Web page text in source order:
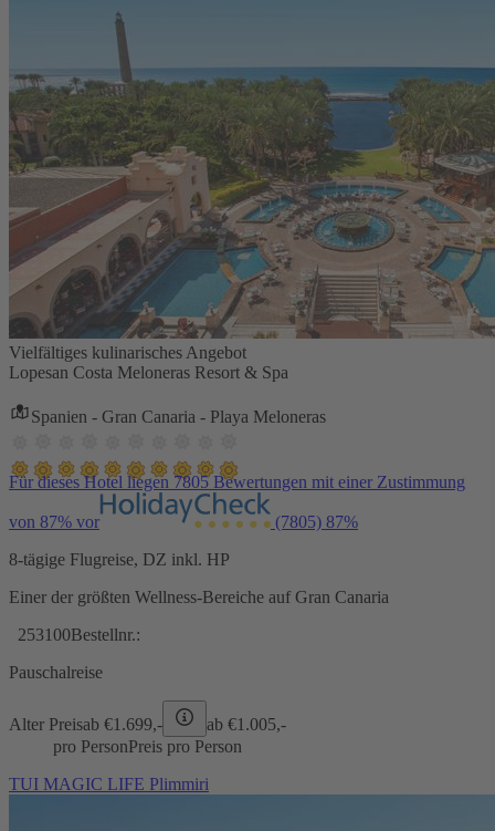
Vielfältiges kulinarisches Angebot
Lopesan Costa Meloneras Resort & Spa
Spanien - Gran Canaria - Playa Meloneras
Für dieses Hotel liegen 7805 Bewertungen mit einer Zustimmung
von 87% vor (7805) 87%
8-tägige Flugreise, DZ inkl. HP
Einer der größten Wellness-Bereiche auf Gran Canaria
253100Bestellnr.:
Pauschalreise
Alter Preisab €1.699,- ab €1.005,-
pro PersonPreis pro Person
TUI MAGIC LIFE Plimmiri